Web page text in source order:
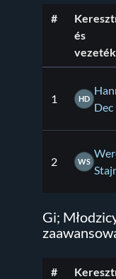
#
és
1 HD
Dec
2 WS
Gi;
#